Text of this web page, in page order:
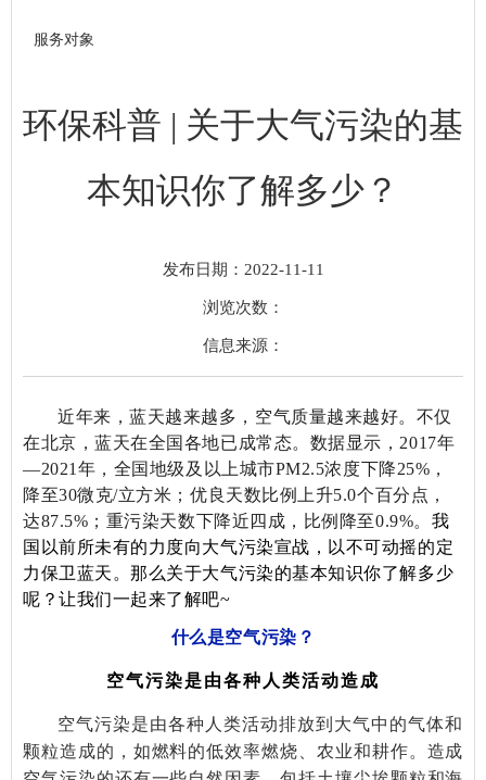
服务对象
环保科普 | 关于大气污染的基
本知识你了解多少？
发布日期：2022-11-11
浏览次数：
信息来源：
近年来，蓝天越来越多，空气质量越来越好。 不仅
在北京，蓝天在全国各地已成常态。数据显示，2017年
—2021年，全国地级及以上城市PM2.5浓度下降25%，
降至30微克/立方米；优良天数比例上升5.0个百分点，
达87.5%；重污染天数下降近四成，比例降至0.9%。 我
国以前所未有的力度向大气污染宣战，以不可动摇的定
力保卫蓝天。那么关于大气污染的基本知识你了解多少
呢？让我们一起来了解吧~
什么是空气污染？
空气污染是由各种人类活动造成
空气污染是由各种人类活动排放到大气中的气体和
颗粒造成的，如燃料的低效率燃烧、农业和耕作。造成